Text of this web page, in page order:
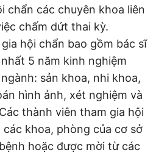
chẩn các chuyên khoa liên
chấm dứt thai kỳ.
hội chẩn bao gồm bác sĩ
5 năm kinh nghiệm
sản khoa, nhi khoa,
hình ảnh, xét nghiệm và
thành viên tham gia hội
khoa, phòng của cơ sở
hoặc được mời từ các